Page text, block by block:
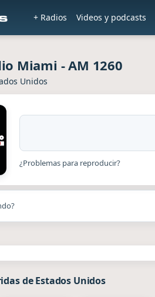
+ Radios Videos y podcasts
Miami - AM 1260
Unidos
¿Problemas para reproducir?
de Estados Unidos